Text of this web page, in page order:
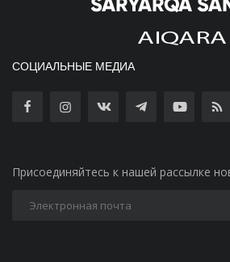
СОЦИАЛЬНЫЕ МЕДИА
Присоединяйтесь к нашей рассылке